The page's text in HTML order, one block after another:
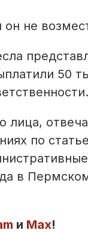
не
50
по
в
и Max!